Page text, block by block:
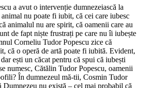
a avut o intervenție dumnezeiască la
nu poate fi iubit, că cei care iubesc
animalul nu are spirit, că oamenii care au
de fapt niște frustrați pe care nu îi iubește
Corneliu Tudor Popescu zice că
că o operă de artă poate fi iubită. Evident,
ești un căcat pentru că spui că iubești
numesc, Cătălin Tudor Popescu, oamenii
În dumnezeul mă-tii, Cosmin Tudor
Dumnezeu nu există – cel mai probabil că